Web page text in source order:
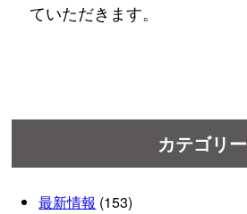
ていただきます。
カテゴリー
最新情報 (153)